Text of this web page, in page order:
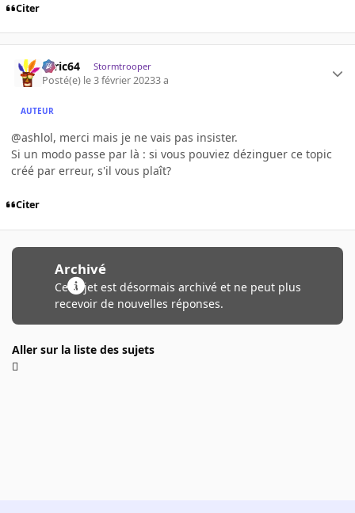
Citer
ceric64 Stormtrooper
Posté(e) le 3 février 20233 a
AUTEUR
@ashlol, merci mais je ne vais pas insister.
Si un modo passe par là : si vous pouviez dézinguer ce topic
créé par erreur, s'il vous plaît?
Citer
Archivé
Ce sujet est désormais archivé et ne peut plus
recevoir de nouvelles réponses.
Aller sur la liste des sujets